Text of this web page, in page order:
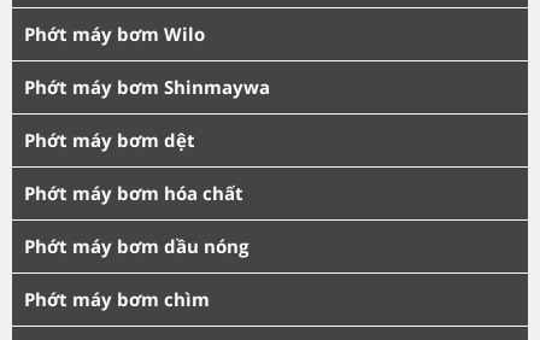
Phớt máy bơm Wilo
Phớt máy bơm Shinmaywa
Phớt máy bơm dệt
Phớt máy bơm hóa chất
Phớt máy bơm dầu nóng
Phớt máy bơm chìm